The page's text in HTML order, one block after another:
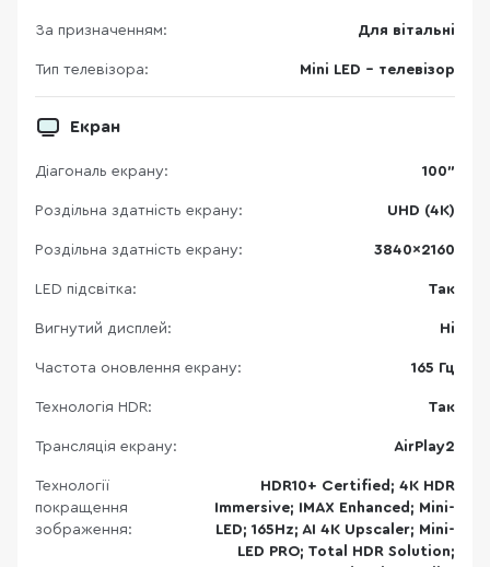
За призначенням: Для вітальні
Тип телевізора: Mini LED - телевізор
Екран
Діагональ екрану: 100"
Роздільна здатність екрану: UHD (4K)
Роздільна здатність екрану: 3840×2160
LED підсвітка: Так
Вигнутий дисплей: Ні
Частота оновлення екрану: 165 Гц
Технологія HDR: Так
Трансляція екрану: AirPlay2
Технології
покращення
зображення:
HDR10+ Certified; 4K HDR
Immersive; IMAX Enhanced; Mini-
LED; 165Hz; AI 4K Upscaler; Mini-
LED PRO; Total HDR Solution;